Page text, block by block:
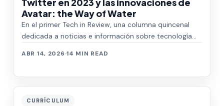
Twitter en 2023 y las innovaciones de
Avatar: the Way of Water
En el primer Tech in Review, una columna quincenal
dedicada a noticias e información sobre tecnología
ABR 14, 2026·14 MIN READ
CURRÍCULUM